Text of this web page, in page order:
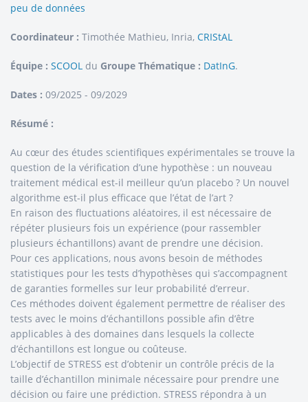
peu de données
Coordinateur : Timothée Mathieu, Inria, CRIStAL
Équipe : SCOOL du Groupe Thématique : DatInG.
Dates : 09/2025 - 09/2029
Résumé :
Au cœur des études scientifiques expérimentales se trouve la
question de la vérification d’une hypothèse : un nouveau
traitement médical est-il meilleur qu’un placebo ? Un nouvel
algorithme est-il plus efficace que l’état de l’art ?
En raison des fluctuations aléatoires, il est nécessaire de
répéter plusieurs fois un expérience (pour rassembler
plusieurs échantillons) avant de prendre une décision.
Pour ces applications, nous avons besoin de méthodes
statistiques pour les tests d’hypothèses qui s’accompagnent
de garanties formelles sur leur probabilité d’erreur.
Ces méthodes doivent également permettre de réaliser des
tests avec le moins d’échantillons possible afin d’être
applicables à des domaines dans lesquels la collecte
d’échantillons est longue ou coûteuse.
L’objectif de STRESS est d’obtenir un contrôle précis de la
taille d’échantillon minimale nécessaire pour prendre une
décision ou faire une prédiction. STRESS répondra à un